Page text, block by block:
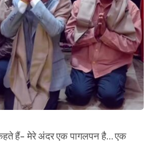
हैं- मेरे अंदर एक पागलपन है… एक